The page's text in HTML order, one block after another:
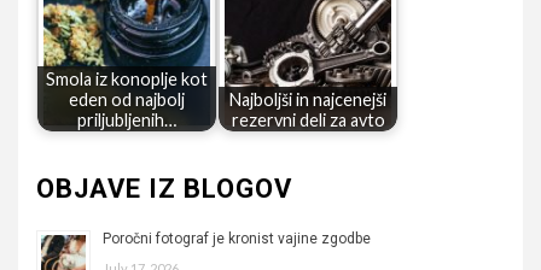
Smola iz konoplje kot
eden od najbolj
priljubljenih…
Najboljši in najcenejši
rezervni deli za avto
OBJAVE IZ BLOGOV
Poročni fotograf je kronist vajine zgodbe